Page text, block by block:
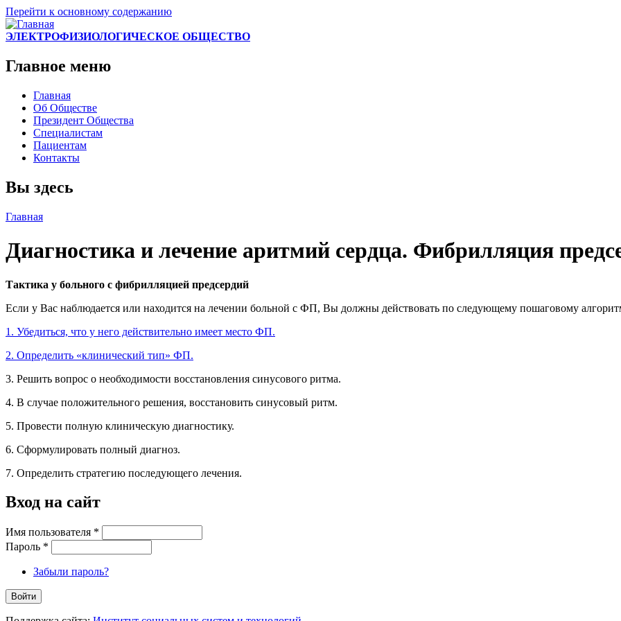
Перейти к основному содержанию
ЭЛЕКТРОФИЗИОЛОГИЧЕСКОЕ ОБЩЕСТВО
Главное меню
Главная
Об Обществе
Президент Общества
Специалистам
Пациентам
Контакты
Вы здесь
Главная
Диагностика и лечение аритмий сердца. Фибрилляция
Тактика у больного с фибрилляцией предсердий
Если у Вас наблюдается или находится на лечении больной с ФП, Вы должны действовать по следующему пошаговому
1. Убедиться, что у него действительно имеет место ФП.
2. Определить «клинический тип» ФП.
3. Решить вопрос о необходимости восстановления синусового ритма.
4. В случае положительного решения, восстановить синусовый ритм.
5. Провести полную клиническую диагностику.
6. Сформулировать полный диагноз.
7. Определить стратегию последующего лечения.
Вход на сайт
Имя пользователя *
Пароль *
Забыли пароль?